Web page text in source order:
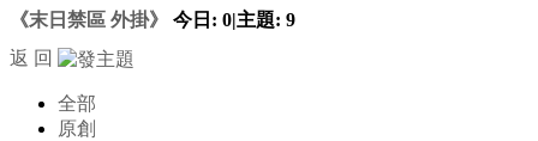
《末日禁區 外掛》
今日: 0|主題: 9
返 回
全部
原創